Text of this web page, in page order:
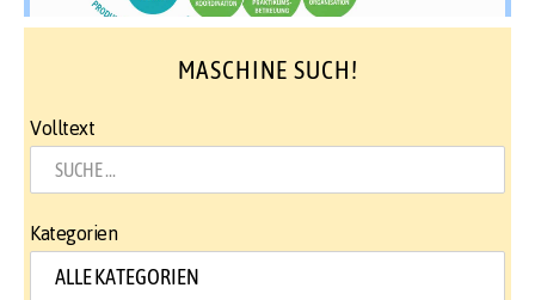
MASCHINE SUCH!
Volltext
Kategorien